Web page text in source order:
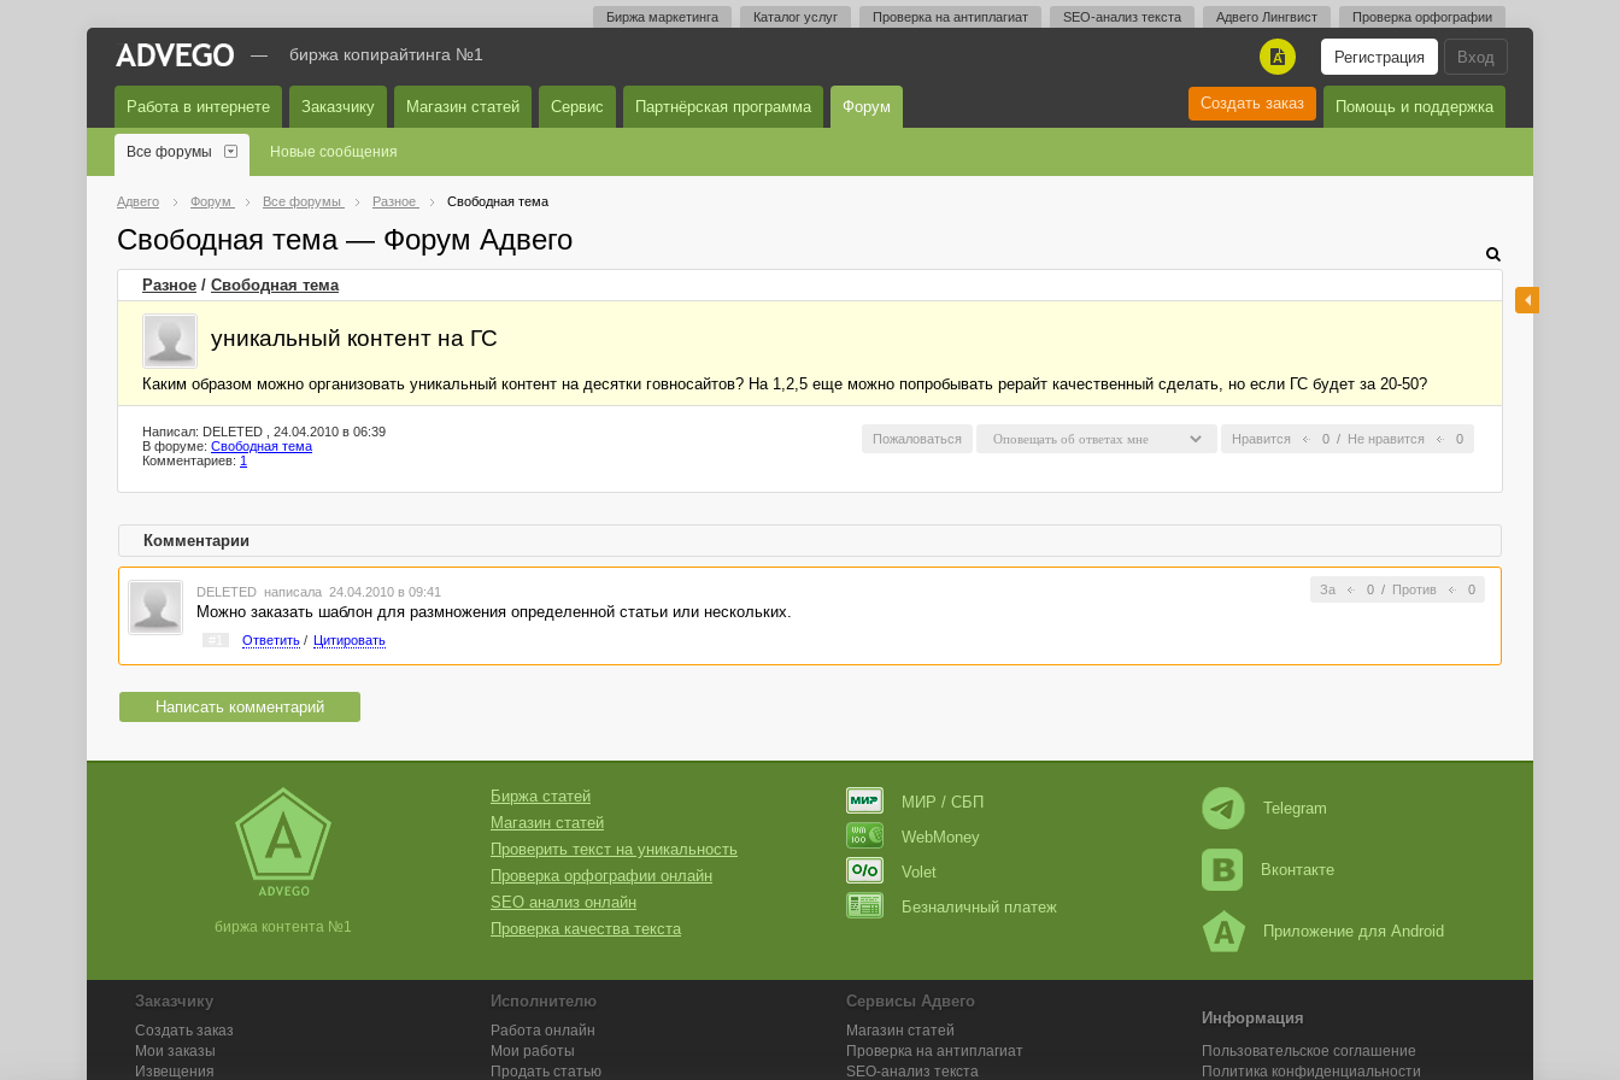
Биржа маркетинга Каталог услуг Проверка на антиплагиат SEO-анализ текста Адвего Лингвист Проверка орфографии
Вход
Регистрация
A
— биржа копирайтинга №1
Работа в интернете Заказчику Магазин статей Сервис Партнёрская программа Форум Помощь и поддержка
Создать заказ
Все форумы Новые сообщения
Адвего Форум Все форумы Разное Свободная тема
Свободная тема — Форум Адвего
Разное / Свободная тема
уникальный контент на ГС
Каким образом можно организовать уникальный контент на десятки говносайтов? На 1,2,5 еще можно попробывать рерайт качественный сделать, но если ГС будет за 20-50?
Нравится 0 / Не нравится 0
Пожаловаться
Написал: DELETED , 24.04.2010 в 06:39
В форуме: Свободная тема
Комментариев: 1
Комментарии
За 0/ Против 0
DELETED написала 24.04.2010 в 09:41
Можно заказать шаблон для размножения определенной статьи или нескольких.
Ответить/ Цитировать
Написать комментарий
биржа контента №1
Биржа статей
Магазин статей
Проверить текст на уникальность
Проверка орфографии онлайн
SEO анализ онлайн
Проверка качества текста
МИР / СБП
WebMoney
Volet
Безналичный платеж
Telegram
Вконтакте
Приложение для Android
Заказчику
Создать заказ
Мои заказы
Извещения
Исполнителю
Работа онлайн
Мои работы
Продать статью
Сервисы Адвего
Магазин статей
Проверка на антиплагиат
SEO-анализ текста
Информация
Пользовательское соглашение
Политика конфиденциальности